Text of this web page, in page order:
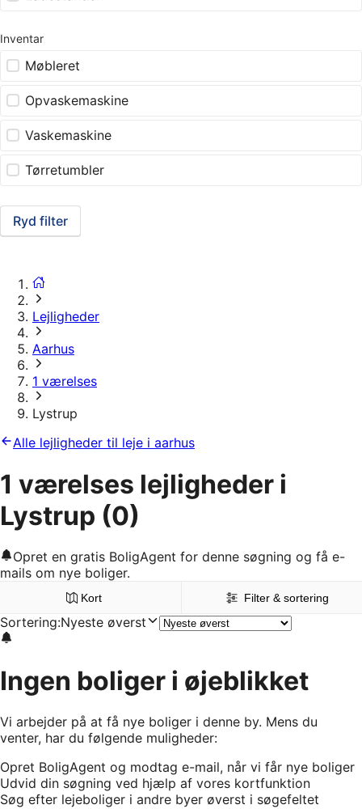
Inventar
Møbleret
Opvaskemaskine
Vaskemaskine
Tørretumbler
Ryd filter
Lejligheder
Aarhus
1 værelses
Lystrup
Alle lejligheder til leje i aarhus
1 værelses lejligheder i
Lystrup (0)
Opret en gratis BoligAgent for denne søgning og få e-
mails om nye boliger.
Kort Filter & sortering
Sortering:Nyeste øverst
Ingen boliger i øjeblikket
Vi arbejder på at få nye boliger i denne by. Mens du
venter, har du følgende muligheder:
Opret BoligAgent og modtag e-mail, når vi får nye boliger
Udvid din søgning ved hjælp af vores kortfunktion
Søg efter lejeboliger i andre byer øverst i søgefeltet